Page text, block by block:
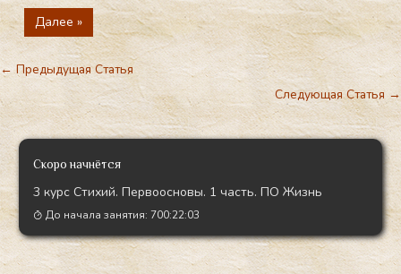
Далее »
←Предыдущая Статья
Следующая Статья →
Скоро начнётся
3 курс Стихий. Первоосновы. 1 часть. ПО Жизнь
До начала занятия: 700:22:02